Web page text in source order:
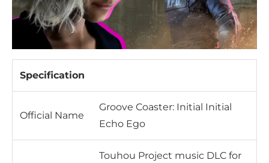
Specification
Official Name
Groove Coaster: Initial Initial
Echo Ego
Touhou Project music DLC for